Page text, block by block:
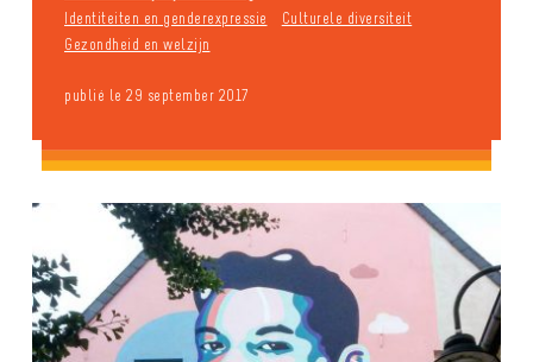
Identiteiten en genderexpressie
Culturele diversiteit
Gezondheid en welzijn
publié le 29 september 2017